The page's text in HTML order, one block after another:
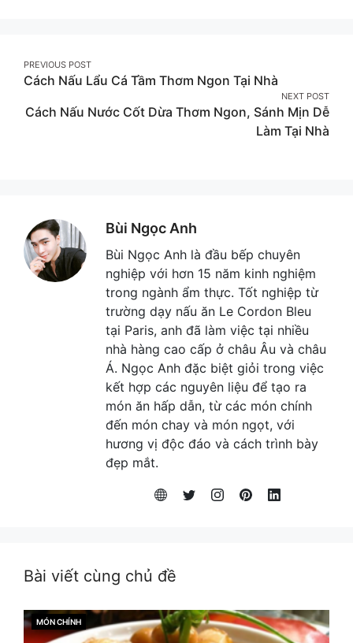
Post
navigation
PREVIOUS POST
Cách Nấu Lẩu Cá Tầm Thơm Ngon Tại Nhà
NEXT POST
Cách Nấu Nước Cốt Dừa Thơm Ngon, Sánh Mịn Dễ
Làm Tại Nhà
Bùi Ngọc Anh
Bùi Ngọc Anh là đầu bếp chuyên
nghiệp với hơn 15 năm kinh nghiệm
trong ngành ẩm thực. Tốt nghiệp từ
trường dạy nấu ăn Le Cordon Bleu
tại Paris, anh đã làm việc tại nhiều
nhà hàng cao cấp ở châu Âu và châu
Á. Ngọc Anh đặc biệt giỏi trong việc
kết hợp các nguyên liệu để tạo ra
món ăn hấp dẫn, từ các món chính
đến món chay và món ngọt, với
hương vị độc đáo và cách trình bày
đẹp mắt.
Bài viết cùng chủ đề
CATEGORIES
MÓN CHÍNH